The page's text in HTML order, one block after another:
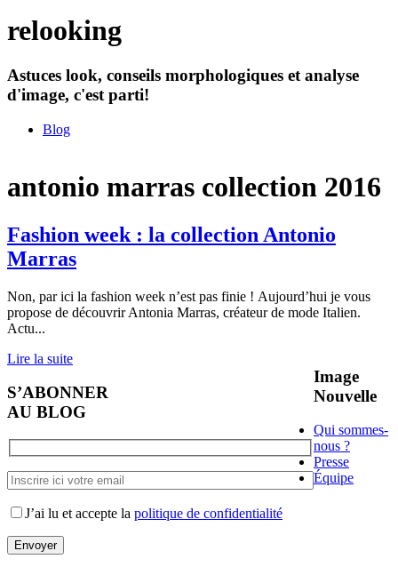
relooking
Astuces look, conseils morphologiques et analyse
d'image, c'est parti!
Blog
antonio marras collection 2016
Fashion week : la collection Antonio
Marras
Non, par ici la fashion week n’est pas finie ! Aujourd’hui je vous
propose de découvrir Antonia Marras, créateur de mode Italien.
Actu...
Lire la suite
S’ABONNER
AU BLOG
J’ai lu et accepte la politique de confidentialité
Image
Nouvelle
Qui sommes-
nous ?
Presse
Équipe